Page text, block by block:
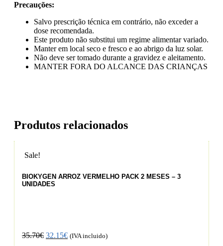
Precauções:
Salvo prescrição técnica em contrário, não exceder a
dose recomendada.
Este produto não substitui um regime alimentar variado.
Manter em local seco e fresco e ao abrigo da luz solar.
Não deve ser tomado durante a gravidez e aleitamento.
MANTER FORA DO ALCANCE DAS CRIANÇAS
Produtos relacionados
Sale!
BIOKYGEN ARROZ VERMELHO PACK 2 MESES – 3
UNIDADES
35.70€ 32.15€ (IVA incluido)